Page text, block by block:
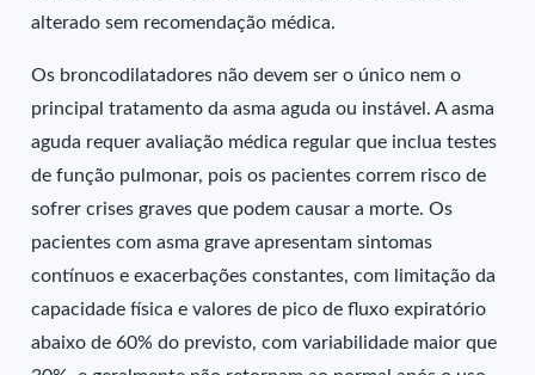
alterado sem recomendação médica.
Os broncodilatadores não devem ser o único nem o
principal tratamento da asma aguda ou instável. A asma
aguda requer avaliação médica regular que inclua testes
de função pulmonar, pois os pacientes correm risco de
sofrer crises graves que podem causar a morte. Os
pacientes com asma grave apresentam sintomas
contínuos e exacerbações constantes, com limitação da
capacidade física e valores de pico de fluxo expiratório
abaixo de 60% do previsto, com variabilidade maior que